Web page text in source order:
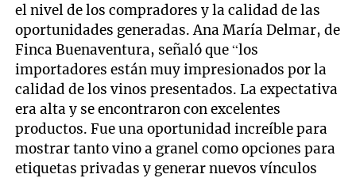
el nivel de los compradores y la calidad de las
oportunidades generadas. Ana María Delmar, de
Finca Buenaventura, señaló que “los
importadores están muy impresionados por la
calidad de los vinos presentados. La expectativa
era alta y se encontraron con excelentes
productos. Fue una oportunidad increíble para
mostrar tanto vino a granel como opciones para
etiquetas privadas y generar nuevos vínculos